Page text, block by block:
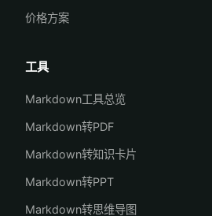
价格方案
工具
Markdown工具总览
Markdown转PDF
Markdown转知识卡片
Markdown转PPT
Markdown转思维导图